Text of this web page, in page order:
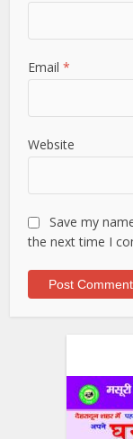
Email*
Website
Save my
the next time I